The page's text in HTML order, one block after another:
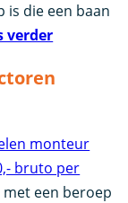
die een baan
verder
monteur
bruto per
met een beroep